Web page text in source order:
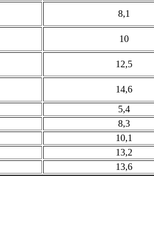
8,1
10
12,5
14,6
5,4
8,3
10,1
13,2
13,6